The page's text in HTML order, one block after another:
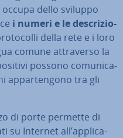
occupa dello sviluppo
i numeri e le de­scri­zio­
della rete e i loro
comune at­tra­ver­so la
possono co­mu­ni­ca­
ap­par­ten­go­no tra gli
di porte permette di
su Internet all’ap­pli­ca­